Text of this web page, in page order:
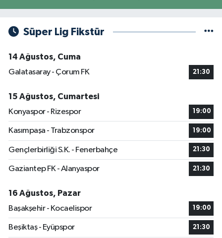
Süper Lig Fikstür
14 Ağustos, Cuma
Galatasaray - Çorum FK
21:30
15 Ağustos, Cumartesi
Konyaspor - Rizespor
19:00
Kasımpaşa - Trabzonspor 19:00
Gençlerbirliği S.K. - Fenerbahçe 21:30
Gaziantep FK - Alanyaspor 21:30
16 Ağustos, Pazar
Başakşehir - Kocaelispor
19:00
Beşiktaş - Eyüpspor 21:30